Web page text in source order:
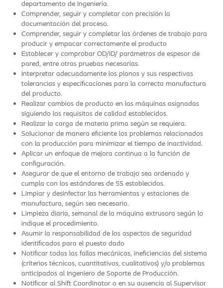
departamento de Ingeniería.
Comprender, seguir y completar con precisión la
documentación del proceso.
Comprender, seguir y completar las órdenes de trabajo para
producir y empacar correctamente el producto
Establecer y comprobar OD/ID/ parámetros de espesor de
pared, entre otras pruebas necesarias.
Interpretar adecuadamente los planos y sus respectivas
tolerancias y especificaciones para la correcta manufactura
del producto.
Realizar cambios de producto en las máquinas asignadas
siguiendo los requisitos de calidad establecidos.
Realizar la carga de materia prima según se requiera.
Solucionar de manera eficiente los problemas relacionados
con la producción para minimizar el tiempo de inactividad.
Aplicar un enfoque de mejora continua a la función de
configuración.
Asegurar de que el entorno de trabajo sea ordenado y
cumpla con los estándares de 5S establecidos.
Limpiar y desinfectar las herramientas y estaciones de
manufactura, según sea necesario.
Limpieza diaria, semanal de la máquina extrusora según lo
indique el procedimiento.
Asumir la responsabilidad de los aspectos de seguridad
identificados para el puesto dado
Notificar todas las fallas mecánicas, ineficiencias del sistema
(criterios técnicos, cuantitativos, cualitativos) y/o problemas
anticipados al Ingeniero de Soporte de Producción.
Notificar al Shift Coordinator o en su ausencia al Supervisor